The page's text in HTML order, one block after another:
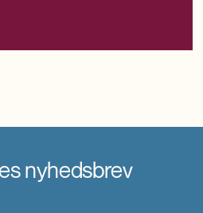
nyhedsbrev